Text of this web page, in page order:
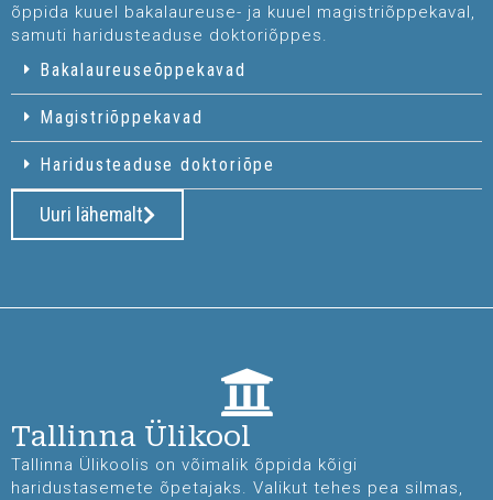
õppida kuuel bakalaureuse- ja kuuel magistriõppekaval,
samuti haridusteaduse doktoriõppes.
Bakalaureuseõppekavad
Magistriõppekavad
Haridusteaduse doktoriõpe
Uuri lähemalt
Tallinna Ülikool
Tallinna Ülikoolis on võimalik õppida kõigi
haridustasemete õpetajaks. Valikut tehes pea silmas,